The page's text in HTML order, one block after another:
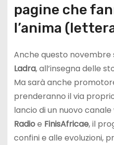
pagine che
l’anima
Anche questo novembre
Ladra, all’insegna delle
Ma sarà anche
prenderanno il via
lancio di un nuovo
Radioe FinisAfricae, il
confini e alle evoluzioni,